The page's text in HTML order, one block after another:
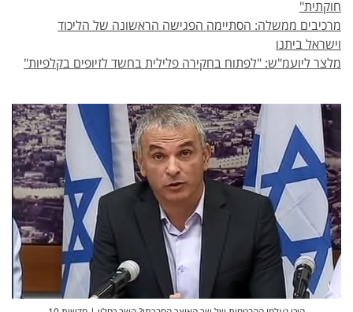
חוקתית"
מרכיבים ממשלה: הסתיימה הפגישה הראשונה של הליכוד
וישראל ביתנו
מלצר ליועמ"ש: "לפתוח בחקירה פלילית בחשד לזיופים בקלפיות"